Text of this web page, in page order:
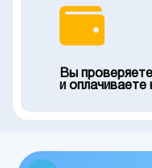
Вы
и оплачиваете